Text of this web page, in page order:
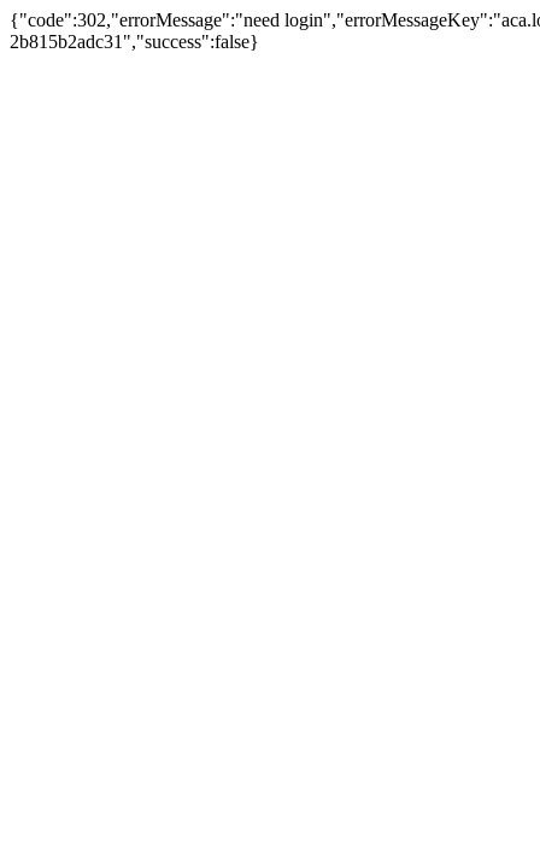
{"code":302,"errorMessage":"need
2b815b2adc31","success":false}